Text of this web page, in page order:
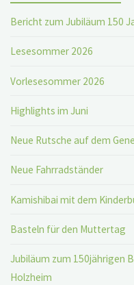
Bericht zum Jubiläum 150
Lesesommer 2026
Vorlesesommer 2026
Highlights im Juni
Neue Rutsche auf dem
Neue Fahrradständer
Kamishibai mit dem
Basteln für den Muttertag
Jubiläum zum 150jährigen
Holzheim